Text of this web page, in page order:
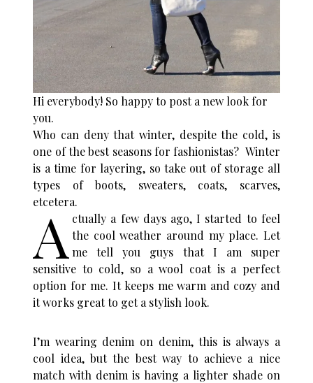
Hi everybody! So happy to post a new look for
you.
Who can deny that winter, despite the cold, is
one of the best seasons for fashionistas? Winter
is a time for layering, so take out of storage all
types of boots, sweaters, coats, scarves,
etcetera.
A ctually a few days ago, I started to feel
the cool weather around my place. Let
me tell you guys that I am super
sensitive to cold, so a wool coat is a perfect
option for me. It keeps me warm and cozy and
it works great to get a stylish look.
I’m wearing denim on denim, this is always a
cool idea, but the best way to achieve a nice
match with denim is having a lighter shade on